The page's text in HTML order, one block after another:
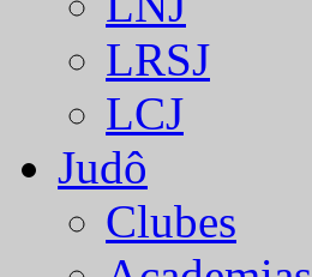
LRSJ
LCJ
Judô
Clubes